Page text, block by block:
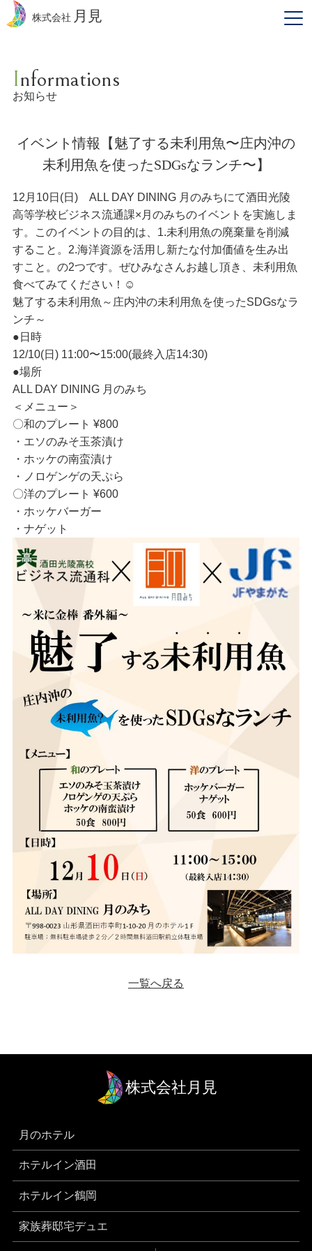
株式会社 月見
Informations
お知らせ
イベント情報【魅了する未利用魚〜庄内沖の
未利用魚を使ったSDGsなランチ〜】
12月10日(日) ALL DAY DINING 月のみちにて酒田光陵
高等学校ビジネス流通課×月のみちのイベントを実施しま
す。このイベントの目的は、1.未利用魚の廃棄量を削減
すること。2.海洋資源を活用し新たな付加価値を生み出
すこと。の2つです。ぜひみなさんお越し頂き、未利用魚
食べてみてください！☺
魅了する未利用魚～庄内沖の未利用魚を使ったSDGsなラ
ンチ～
●日時
12/10(日) 11:00〜15:00(最終入店14:30)
●場所
ALL DAY DINING 月のみち
＜メニュー＞
〇和のプレート ¥800
・エソのみそ玉茶漬け
・ホッケの南蛮漬け
・ノロゲンゲの天ぷら
〇洋のプレート ¥600
・ホッケバーガー
・ナゲット
一覧へ戻る
株式会社月見
月のホテル
ホテルイン酒田
ホテルイン鶴岡
家族葬邸宅デュエ